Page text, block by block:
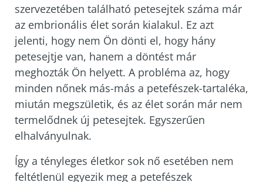
szervezetében található petesejtek száma már
az embrionális élet során kialakul. Ez azt
jelenti, hogy nem Ön dönti el, hogy hány
petesejtje van, hanem a döntést már
meghozták Ön helyett. A probléma az, hogy
minden nőnek más-más a petefészek-tartaléka,
miután megszületik, és az élet során már nem
termelődnek új petesejtek. Egyszerűen
elhalványulnak.
Így a tényleges életkor sok nő esetében nem
feltétlenül egyezik meg a petefészek